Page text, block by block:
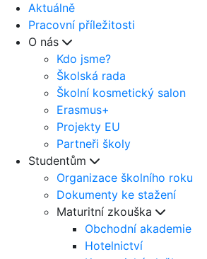
Aktuálně
Pracovní příležitosti
O nás
Kdo jsme?
Školská rada
Školní kosmetický salon
Erasmus+
Projekty EU
Partneři školy
Studentům
Organizace školního roku
Dokumenty ke stažení
Maturitní zkouška
Obchodní akademie
Hotelnictví